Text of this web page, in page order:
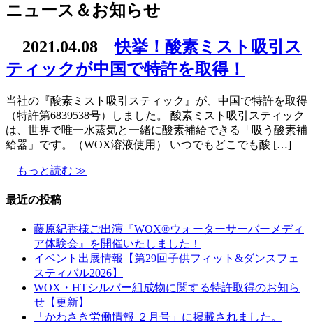
ニュース＆お知らせ
2021.04.08快挙！酸素ミスト吸引ス
ティックが中国で特許を取得！
当社の『酸素ミスト吸引スティック』が、中国で特許を取得
（特許第6839538号）しました。 酸素ミスト吸引スティック
は、世界で唯一水蒸気と一緒に酸素補給できる「吸う酸素補
給器」です。（WOX溶液使用） いつでもどこでも酸 […]
もっと読む ≫
最近の投稿
藤原紀香様ご出演『WOX®ウォーターサーバーメディ
ア体験会』を開催いたしました！
イベント出展情報【第29回子供フィット&ダンスフェ
スティバル2026】
WOX・HTシルバー組成物に関する特許取得のお知ら
せ【更新】
「かわさき労働情報 ２月号」に掲載されました。